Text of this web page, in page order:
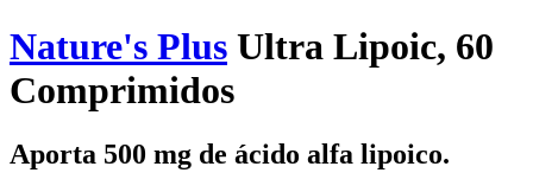
Nature's Plus Ultra Lipoic, 60
Comprimidos
Aporta 500 mg de ácido alfa lipoico.